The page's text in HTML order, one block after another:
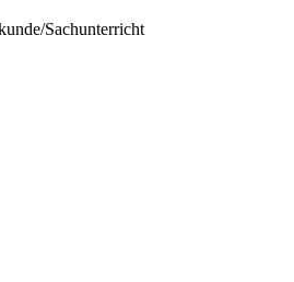
Sachunterricht